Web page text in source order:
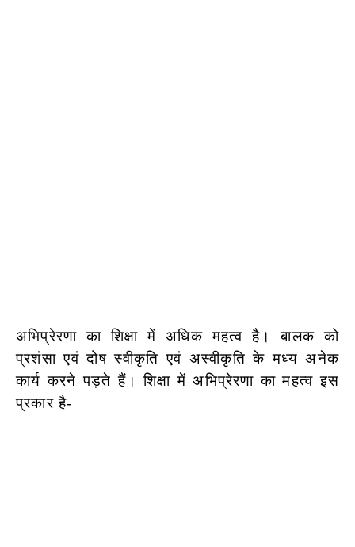
अभिप्रेरणा का शिक्षा में अधिक महत्व है। बालक को
प्रशंसा एवं दोष स्वीकृति एवं अस्वीकृति के मध्य अनेक
कार्य करने पड़ते हैं। शिक्षा में अभिप्रेरणा का महत्व इस
प्रकार है-